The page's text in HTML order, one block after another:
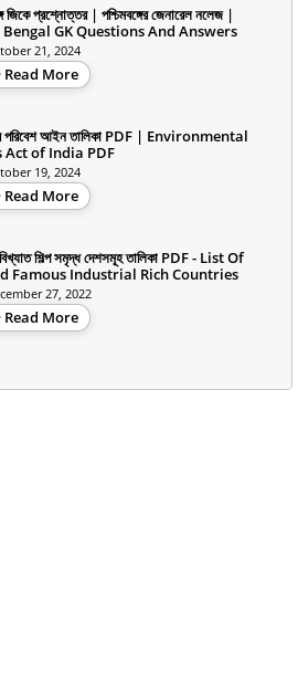
জিকে প্রশ্নোত্তর | পশ্চিমবঙ্গের জেনারেল নলেজ |
Bengal GK Questions And Answers
21, 2024
Read More
পরিবেশ আইন তালিকা PDF | Environmental
Act of India PDF
19, 2024
Read More
বিখ্যাত শিল্প সমৃদ্ধ দেশসমূহ তালিকা PDF - List Of
Famous Industrial Rich Countries
27, 2022
Read More